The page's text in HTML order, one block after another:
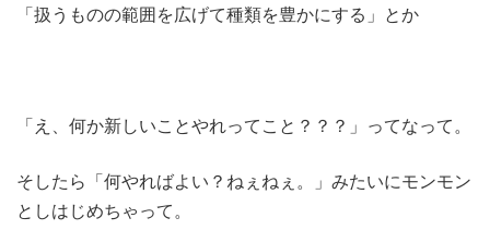
「扱うものの範囲を広げて種類を豊かにする」とか
「え、何か新しいことやれってこと？？？」ってなって。
そしたら「何やればよい？ねぇねぇ。」みたいにモンモン
としはじめちゃって。